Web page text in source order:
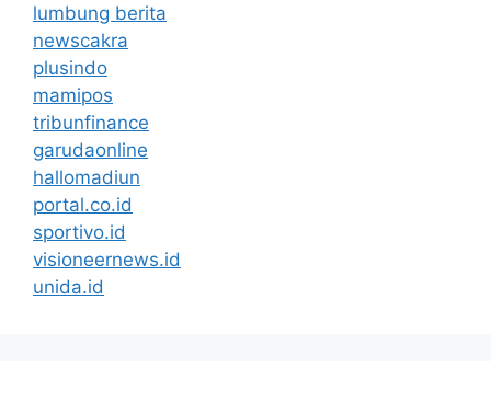
lumbung berita
newscakra
plusindo
mamipos
tribunfinance
garudaonline
hallomadiun
portal.co.id
sportivo.id
visioneernews.id
unida.id